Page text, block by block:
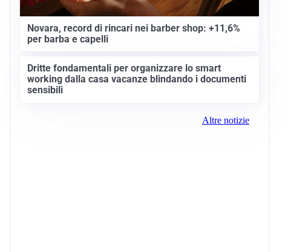
Novara, record di rincari nei barber shop: +11,6%
per barba e capelli
Dritte fondamentali per organizzare lo smart
working dalla casa vacanze blindando i documenti
sensibili
Altre notizie